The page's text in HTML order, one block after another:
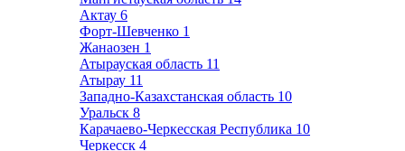
Актау 6
Форт-Шевченко 1
Жанаозен 1
Атырауская область 11
Атырау 11
Западно-Казахстанская область 10
Уральск 8
Карачаево-Черкесская Республика 10
Черкесск 4